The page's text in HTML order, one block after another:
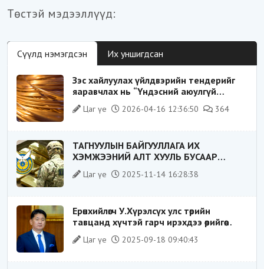
Төстэй мэдээллүүд:
Сүүлд нэмэгдсэн Их уншигдсан
Зэс хайлуулах үйлдвэрийн тендерийг
яаравчлах нь “Үндэсний аюулгүй
байдал“-д эрсдэлтэй юу?
Цаг үе 2026-04-16 12:36:50 364
ТАГНУУЛЫН БАЙГУУЛЛАГА ИХ
ХЭМЖЭЭНИЙ АЛТ ХУУЛЬ БУСААР
ХИЛЭЭР ГАРГАХ ГЭЖ БАЙСАН
ҮЙЛДЛИЙГ ТАСЛАН ЗОГСООЛОО
Цаг үе 2025-11-14 16:28:38
Ерөнхийлөгч У.Хүрэлсүх улс төрийн
тавцанд хүчтэй гарч ирэхдээ өөрийгөө
шударга ёсны төлөө тэмцэгч, “хуучин
тогтолцооны хонгилыг нураагч” гэсэн
Цаг үе 2025-09-18 09:40:43